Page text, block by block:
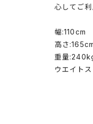
心してご利
幅:110cm
高さ
重量
ウエイト